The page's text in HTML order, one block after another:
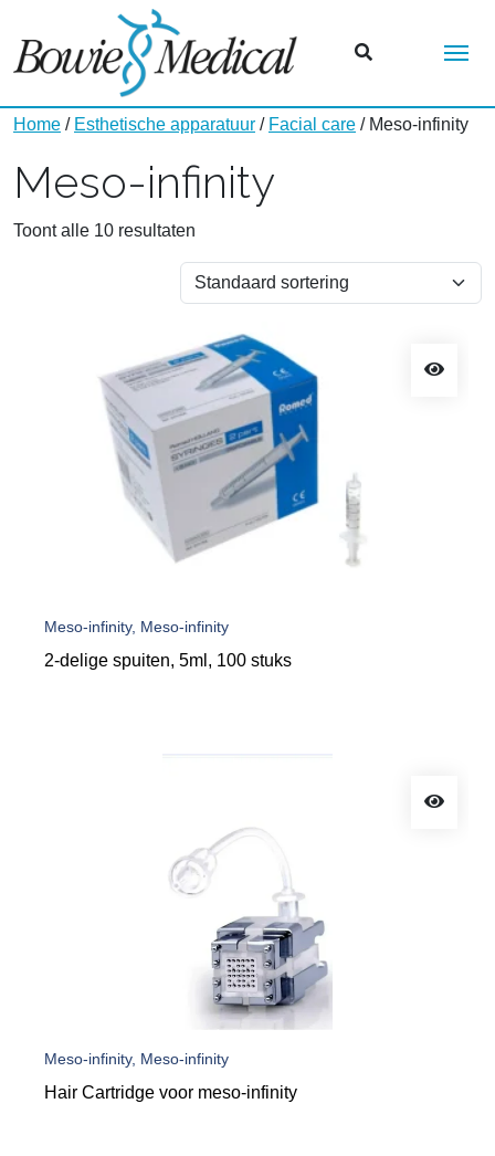
Home / Esthetische apparatuur / Facial care / Meso-infinity
Meso-infinity
Toont alle 10 resultaten
Meso-infinity, Meso-infinity
2-delige spuiten, 5ml, 100 stuks
Meso-infinity, Meso-infinity
Hair Cartridge voor meso-infinity